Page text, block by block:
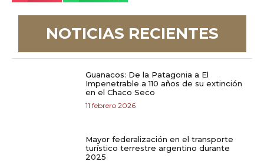
NOTICIAS RECIENTES
Guanacos: De la Patagonia a El
Impenetrable a 110 años de su extinción
en el Chaco Seco
11 febrero 2026
Mayor federalización en el transporte
turístico terrestre argentino durante
2025